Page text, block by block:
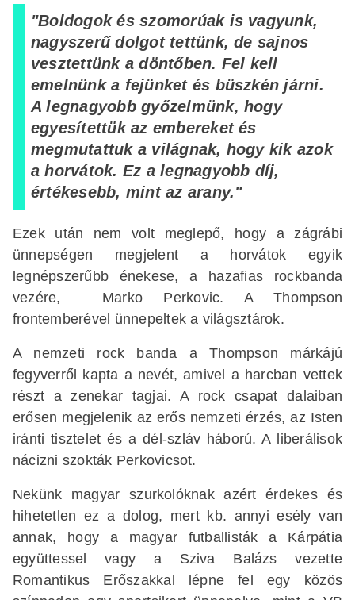
"Boldogok és szomorúak is vagyunk,
nagyszerű dolgot tettünk, de sajnos
vesztettünk a döntőben. Fel kell
emelnünk a fejünket és büszkén járni.
A legnagyobb győzelmünk, hogy
egyesítettük az embereket és
megmutattuk a világnak, hogy kik azok
a horvátok. Ez a legnagyobb díj,
értékesebb, mint az arany."
Ezek után nem volt meglepő, hogy a zágrábi
ünnepségen megjelent a horvátok egyik
legnépszerűbb énekese, a hazafias rockbanda
vezére, Marko Perkovic. A Thompson
frontemberével ünnepeltek a világsztárok.
A nemzeti rock banda a Thompson márkájú
fegyverről kapta a nevét, amivel a harcban vettek
részt a zenekar tagjai. A rock csapat dalaiban
erősen megjelenik az erős nemzeti érzés, az Isten
iránti tisztelet és a dél-szláv háború. A liberálisok
nácizni szokták Perkovicsot.
Nekünk magyar szurkolóknak azért érdekes és
hihetetlen ez a dolog, mert kb. annyi esély van
annak, hogy a magyar futballisták a Kárpátia
együttessel vagy a Sziva Balázs vezette
Romantikus Erőszakkal lépne fel egy közös